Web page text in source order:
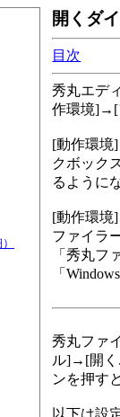
開くダ
目次
秀丸エデ
作環境]→[
[動作環境
クボック
るように
[動作環境
ファイラ
「秀丸フ
「
秀丸ファ
ル]→[開く
ンを押す
以下は設